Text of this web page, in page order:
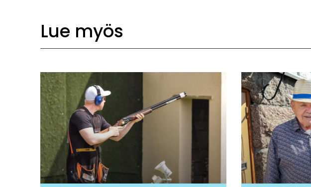
Lue myös